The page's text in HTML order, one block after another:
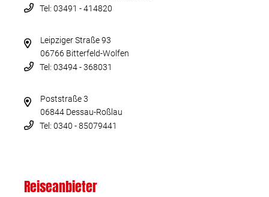
Tel: 03491 - 414820
Leipziger Straße 93
06766 Bitterfeld-Wolfen
Tel: 03494 - 368031
Poststraße 3
06844 Dessau-Roßlau
Tel: 0340 - 85079441
Reiseanbieter